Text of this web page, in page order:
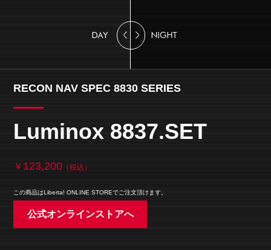
RECON NAV SPEC 8830 SERIES
Luminox 8837.SET
￥ 123,200 （税込）
この商品はLiberta! ONLINE STOREでご注文頂けます。
公式オンラインストアへ